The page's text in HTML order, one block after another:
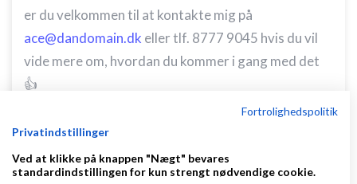
er du velkommen til at kontakte mig på
ace@dandomain.dk eller tlf. 8777 9045 hvis du vil
vide mere om, hvordan du kommer i gang med det
👍
Fortrolighedspolitik
Privatindstillinger
Ved at klikke på knappen "Nægt" bevares
standardindstillingen for kun strengt nødvendige cookie.